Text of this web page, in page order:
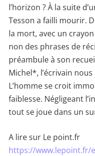
l’horizon ? À la suite
Tesson a failli mourir.
la mort, avec un
non des phrases de
préambule à son
Michel*, l’écrivain
L’homme se croit
faiblesse. Négligeant
tout se joue dans un
A lire sur Le point.fr
https://www.lepoint.fr/